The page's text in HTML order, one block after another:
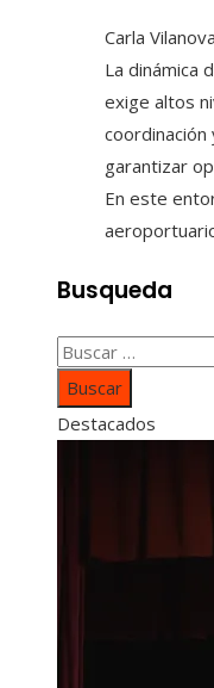
Carla Vilanova
La dinámica
exige altos
coordinación
garantizar
En este
Busqueda
Buscar:
Destacados